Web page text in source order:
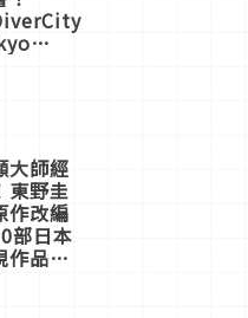
大師經
東野圭
作改編
部日本
作品推